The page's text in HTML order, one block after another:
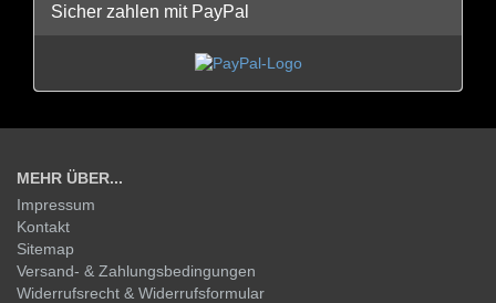
Sicher zahlen mit PayPal
MEHR ÜBER...
Impressum
Kontakt
Sitemap
Versand- & Zahlungsbedingungen
Widerrufsrecht & Widerrufsformular